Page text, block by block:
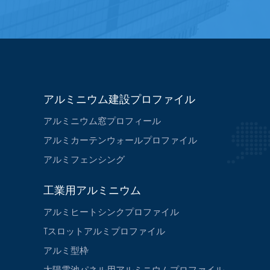
アルミニウム建設プロファイル
アルミニウム窓プロフィール
アルミカーテンウォールプロファイル
アルミフェンシング
工業用アルミニウム
アルミヒートシンクプロファイル
Tスロットアルミプロファイル
アルミ型枠